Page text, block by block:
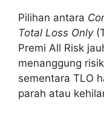
Pilihan antara
Total Loss Only
Premi All Risk
menanggung
sementara TLO
parah atau